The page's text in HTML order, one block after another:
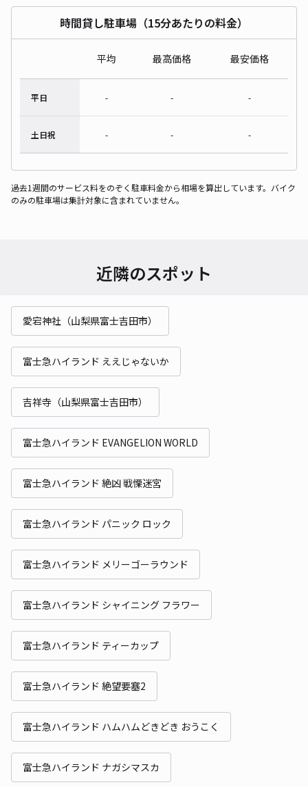
時間貸し駐車場（15分あたりの料金）
平均 最高価格 最安価格
平日 - - -
土日祝 - - -
過去1週間のサービス料をのぞく駐車料金から相場を算出しています。バイク
のみの駐車場は集計対象に含まれていません。
近隣のスポット
愛宕神社（山梨県富士吉田市）
富士急ハイランド ええじゃないか
吉祥寺（山梨県富士吉田市）
富士急ハイランド EVANGELION WORLD
富士急ハイランド 絶凶 戦慄迷宮
富士急ハイランド パニック ロック
富士急ハイランド メリーゴーラウンド
富士急ハイランド シャイニング フラワー
富士急ハイランド ティーカップ
富士急ハイランド 絶望要塞2
富士急ハイランド ハムハムどきどき おうこく
富士急ハイランド ナガシマスカ